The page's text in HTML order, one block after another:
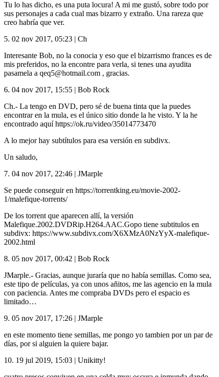
Tu lo has dicho, es una puta locura! A mi me gustó, sobre todo por
sus personajes a cada cual mas bizarro y extraño. Una rareza que
creo habría que ver.
5. 02 nov 2017, 05:23 | Ch
Interesante Bob, no la conocia y eso que el bizarrismo frances es de
mis preferidos, no la encontre para verla, si tenes una ayudita
pasamela a qeq5@hotmail.com , gracias.
6. 04 nov 2017, 15:55 | Bob Rock
Ch.- La tengo en DVD, pero sé de buena tinta que la puedes
encontrar en la mula, es el único sitio donde la he visto. Y la he
encontrado aquí https://ok.ru/video/35014773470
A lo mejor hay subtítulos para esa versión en subdivx.
Un saludo,
7. 04 nov 2017, 22:46 | JMarple
Se puede conseguir en https://torrentking.eu/movie-2002-
1/malefique-torrents/
De los torrent que aparecen allí, la versión
Malefique.2002.DVDRip.H264.AAC.Gopo tiene subtitulos en
subdivx: https://www.subdivx.com/X6XMzA0NzYyX-malefique-
2002.html
8. 05 nov 2017, 00:42 | Bob Rock
JMarple.- Gracias, aunque juraría que no había semillas. Como sea,
este tipo de películas, ya con unos añitos, me las agencio en la mula
con paciencia. Antes me compraba DVDs pero el espacio es
limitado…
9. 05 nov 2017, 17:26 | JMarple
en este momento tiene semillas, me pongo yo tambien por un par de
días, por si alguien la quiere bajar.
10. 19 jul 2019, 15:03 | Unikitty!